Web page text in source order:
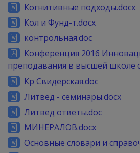
Когнитивные подходы.docx
Кол и Фунд-т.docx
контрольная.doc
Конференция 2016
преподавания в высшей школе
Кр Свидерская.doc
Литвед - семинары.docx
Литвед ответы.doc
МИНЕРАЛОВ.docx
Основные словари и